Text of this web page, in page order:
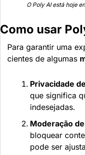
O Poly AI está hoje
Como usar
Para garantir uma
cientes de algumas
Privacidade
que significa
indesejadas.
Moderação
bloquear
pode ser